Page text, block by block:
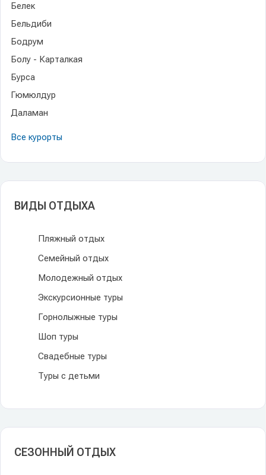
Белек
Бельдиби
Бодрум
Болу - Карталкая
Бурса
Гюмюлдур
Даламан
Все курорты
ВИДЫ ОТДЫХА
Пляжный отдых
Семейный отдых
Молодежный отдых
Экскурсионные туры
Горнолыжные туры
Шоп туры
Свадебные туры
Туры с детьми
СЕЗОННЫЙ ОТДЫХ